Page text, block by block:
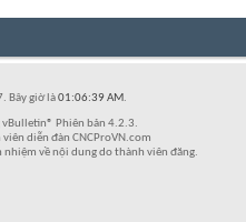
Bây giờ là01:06:39 AM.
vBulletin® Phiên bản 4.2.3.
diễn đàn CNCProVN.com
về nội dung do thành viên đăng.